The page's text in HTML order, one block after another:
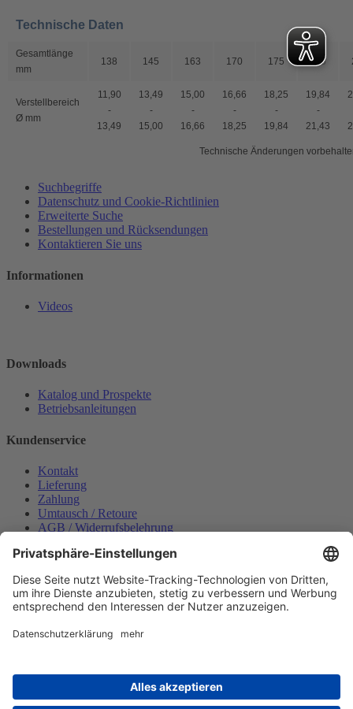
Technische Daten
Gesamtlänge
mm
138 145 163 170 175 185
Verstellbereich
Ø mm
11,90
-
13,49
13,49
-
15,00
15,00
-
16,66
16,66
-
18,25
18,25
-
19,84
19,84
-
21,43
Technische Änderungen
Suchbegriffe
Datenschutz und Cookie-Richtlinien
Erweiterte Suche
Bestellungen und Rücksendungen
Kontaktieren Sie uns
Informationen
Videos
Downloads
Katalog und Prospekte
Betriebsanleitungen
Kundenservice
Kontakt
Lieferung
Zahlung
Umtausch / Retoure
AGB / Widerrufsbelehrung
Datenschutzerklärung
Bestellung widerrufen
Mein konto
Zahlungsmöglichkeiten